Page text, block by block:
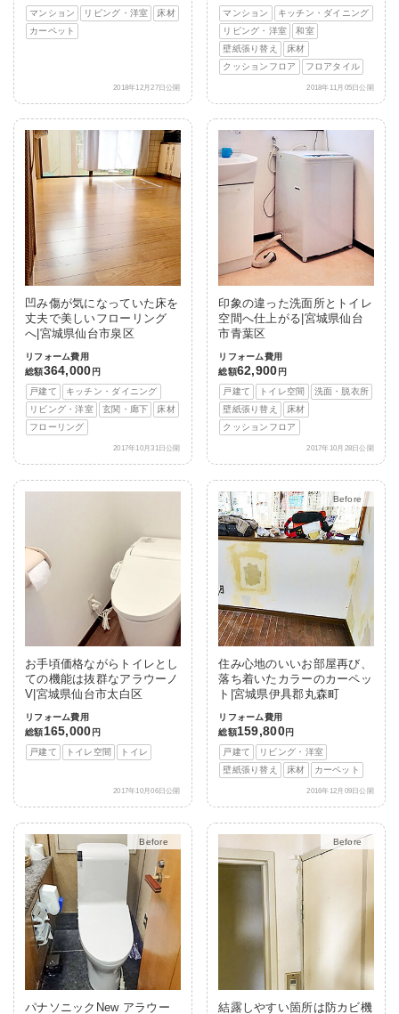
マンション
リビング・洋室
床材
カーペット
2018年12月27日公開
マンション
キッチン・ダイニング
リビング・洋室
和室
壁紙張り替え
床材
クッションフロア
フロアタイル
2018年11月05日公開
凹み傷が気になっていた床を
丈夫で美しいフローリング
へ|宮城県仙台市泉区
リフォーム費用
総額364,000 円
戸建て
キッチン・ダイニング
リビング・洋室
玄関・廊下
床材
フローリング
2017年10月31日公開
印象の違った洗面所とトイレ
空間へ仕上がる|宮城県仙台
市青葉区
リフォーム費用
総額62,900 円
戸建て
トイレ空間
洗面・脱衣所
壁紙張り替え
床材
クッションフロア
2017年10月28日公開
お手頃価格ながらトイレとし
ての機能は抜群なアラウーノ
V|宮城県仙台市太白区
リフォーム費用
総額165,000 円
戸建て
トイレ空間 トイレ
2017年10月06日公開
After
住み心地のいいお部屋再び、
落ち着いたカラーのカーペッ
ト|宮城県伊具郡丸森町
リフォーム費用
総額159,800円
戸建て
リビング・洋室
壁紙張り替え
床材 カーペット
2016年12月09日公開
After
パナソニックNew アラウー
After
結露しやすい箇所は防カビ機